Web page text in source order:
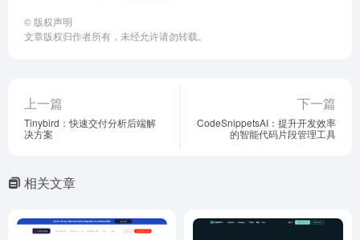
© 版权声明
文章版权归作者所有，未经允许请勿转载。
上一篇
Tinybird：快速交付分析后端解
决方案
下一篇
CodeSnippetsAI：提升开发效率
的智能代码片段管理工具
相关文章